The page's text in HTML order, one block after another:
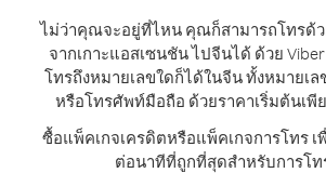
ไม่ว่าคุณจะอยู่ที่ไหน คุณก็สามารถโทรด้
จากเกาะแอสเซนชัน ไปจีนได้ ด้วย
โทรถึงหมายเลขใดก็ได้ในจีน ทั้งหมายเ
หรือโทรศัพท์มือถือ ด้วยราคาเริ่มต้นเพีย
ซื้อแพ็คเกจเครดิตหรือแพ็คเกจการโทร
ต่อนาทีที่ถูกที่สุดสำหรับการโ